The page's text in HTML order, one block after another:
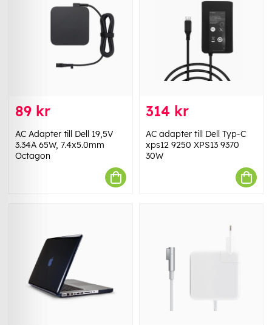
89 kr
AC Adapter till Dell 19,5V
3.34A 65W, 7.4x5.0mm
Octagon
314 kr
AC adapter till Dell Typ-C
xps12 9250 XPS13 9370
30W